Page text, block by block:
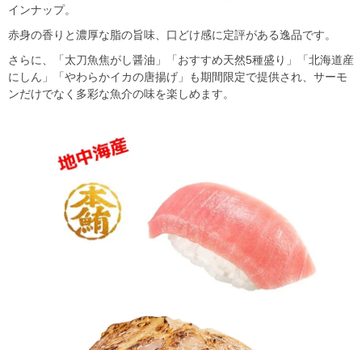
インナップ。
赤身の香りと濃厚な脂の旨味、口どけ感に定評がある逸品です。
さらに、「太刀魚焦がし醤油」「おすすめ天然5種盛り」「北海道産
にしん」「やわらかイカの唐揚げ」も期間限定で提供され、サーモ
ンだけでなく多彩な魚介の味を楽しめます。